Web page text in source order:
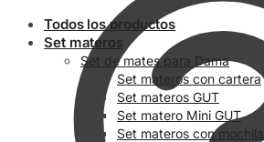
Todos los productos
Set materos
Set de mates para Dama
Set materos con cartera
Set materos GUT
Set matero Mini GUT
Set materos con mochila